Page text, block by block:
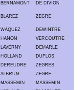
BERNAMONT DE DIVION
BLAREZ ZEGRE
WAQUEZ
DEWINTRE
HANON
VERCOUTRE
LAVERNY
DEMARLE
HOLLAND
DUFLOS
DEREUDRE
ZEGRES
ALBRUN
ZEGRE
MASSEMIN
MASSEMIN